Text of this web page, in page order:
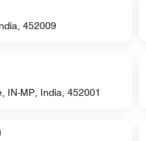
452009
IN-MP, India, 452001